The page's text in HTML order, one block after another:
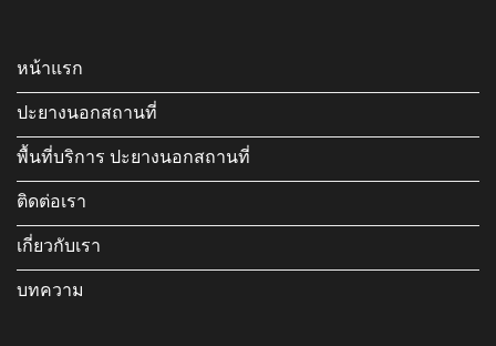
หน้าแรก
ปะยางนอกสถานที่
พื้นที่บริการ ปะยางนอกสถานที่
ติดต่อเรา
เกี่ยวกับเรา
บทความ